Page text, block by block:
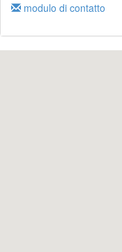
modulo di contatto